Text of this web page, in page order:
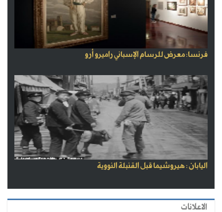
فرنسا: معرض للرسام الإسباني راميرو أرو
اليابان : هيروشيما قبل القنبلة النووية
الاعلانات